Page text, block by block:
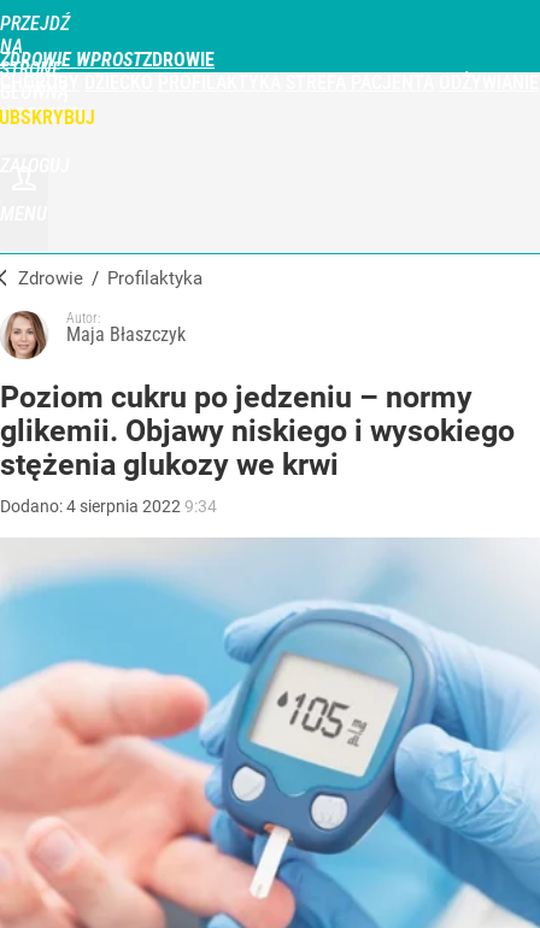
PRZEJDŹ
NA
STRONĘ
WPROST.PL
ZDROWIE WPROST
Zdrowie / Profilaktyka
Autor:
Maja Błaszczyk
Poziom cukru po jedzeniu – normy
glikemii. Objawy niskiego i wysokiego
stężenia glukozy we krwi
Dodano:4 sierpnia 2022 9:34